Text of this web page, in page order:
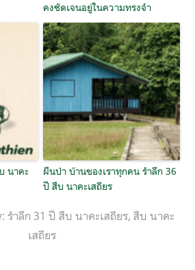
คงชัดเจนอยู่ในความทรงจำ
นาคะ
ผืนป่า บ้านของเราทุกคน รำลึก 36
ปี สืบ นาคะเสถียร
รำลึก 31 ปี สืบ นาคะเสถียร, สืบ นาคะ
เสถียร